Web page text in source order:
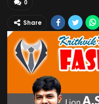
0
Share